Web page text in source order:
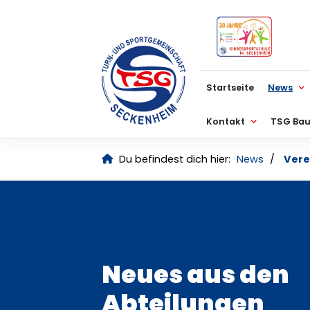
Startseite News
Kontakt TSG
Du befindest dich hier: News
Neues aus den
Abteilungen